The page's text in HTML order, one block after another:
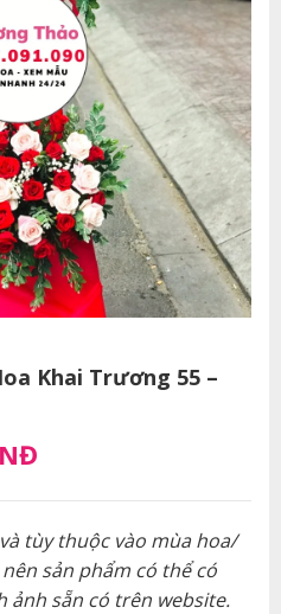
Khai Trương 55 –
tùy thuộc vào mùa hoa/
sản phẩm có thể có
ảnh sẵn có trên website.